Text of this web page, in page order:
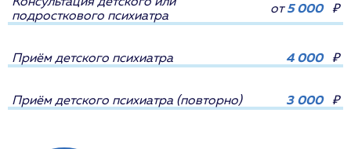
подросткового психиатра
от5 000 ₽
Приём детского психиатра 4 000 ₽
Приём детского психиатра (повторно) 3 000 ₽